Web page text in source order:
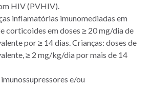
HIV (PVHIV).
inflamatórias imunomediadas em
corticoides em doses ≥ 20 mg/dia de
por ≥ 14 dias. Crianças: doses de
≥ 2 mg/kg/dia por mais de 14
e/ou